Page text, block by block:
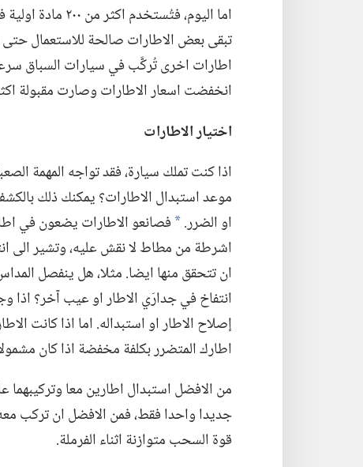
اما اليوم،‏
اطارات اخرى تُركَّب في سيارات السباق
انخفضت اسعار الاطارات وصارت مقبولة
اختيار الاطارات
اذا كنت تملك سيارة،‏ فقد تواجه المهمة
موعد استبدال الاطارات؟‏ يمكنك ذلك
او الضرر.‏ * فصانعو الاطارات يضعون في
اشرطة من مطاط لا نقش عليه،‏ وتشير الى
ان تتحقق منها ايضا.‏ مثلا،‏ هل ينفصل
انتفاخ في جدارَي الاطار او عيب آخر؟‏ اذا
إصلاح الاطار او استبداله.‏ اما اذا كانت
اطارك المتضرر بكلفة مخفضة اذا كان
من الافضل استبدال اطارين معا
جديدا واحدا فقط،‏ فمن الافضل ان تركب
قوة السحب متوازنة اثناء الفرملة.‏